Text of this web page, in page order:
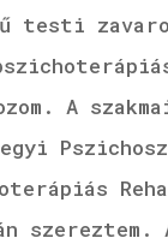
testi
A
szereztem.